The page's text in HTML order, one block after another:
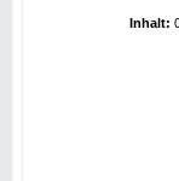
Inhalt: